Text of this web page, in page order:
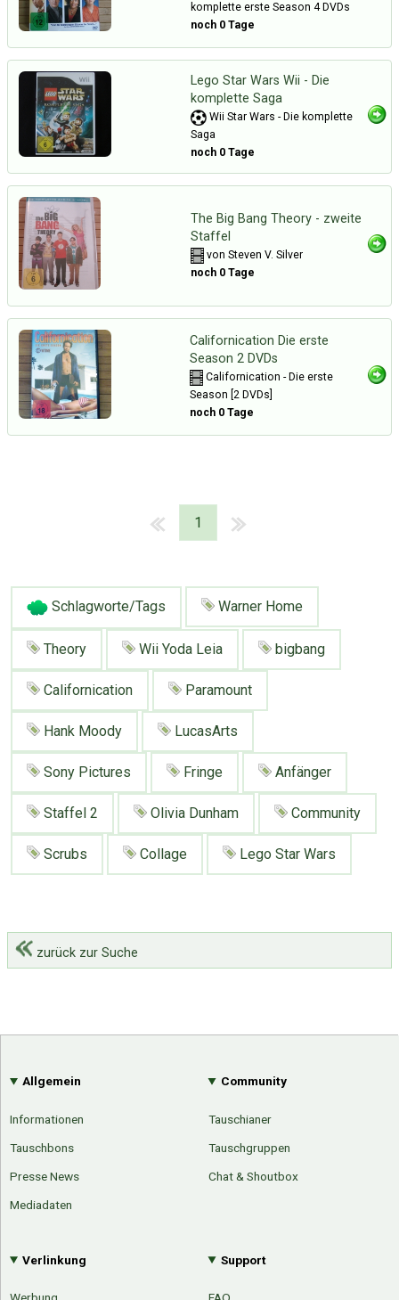
Über Tauschbu↔de
komplette erste Season 4 DVDs
noch 0 Tage
Lego Star Wars Wii - Die
komplette Saga
Wii Star Wars - Die komplette
Saga
noch 0 Tage
The Big Bang Theory - zweite
Staffel
von Steven V. Silver
noch 0 Tage
Californication Die erste
Season 2 DVDs
Californication - Die erste
Season [2 DVDs]
noch 0 Tage
1
Schlagworte/Tags Warner Home
Theory Wii Yoda Leia bigbang
Californication Paramount
Hank Moody LucasArts
Sony Pictures Fringe Anfänger
Staffel 2 Olivia Dunham Community
Scrubs Collage Lego Star Wars
zurück zur Suche
Allgemein
Informationen
Tauschbons
Presse News
Mediadaten
Community
Tauschianer
Tauschgruppen
Chat & Shoutbox
Verlinkung Support